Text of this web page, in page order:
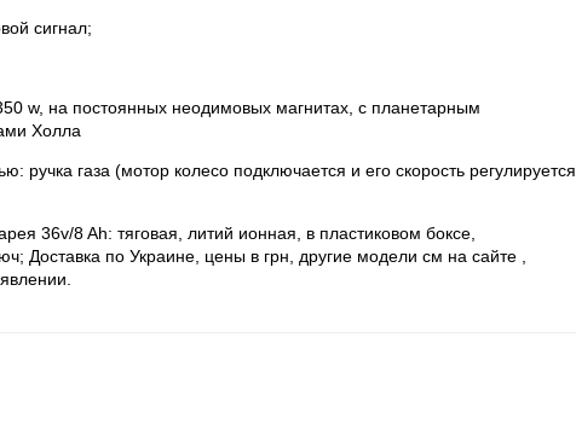
сигнал;
w, на постоянных неодимовых магнитах, с планетарным
Холла
ручка газа (мотор колесо подключается и его скорость регулируется
36v/8 Ah: тяговая, литий ионная, в пластиковом боксе,
Доставка по Украине, цены в грн, другие модели см на сайте ,